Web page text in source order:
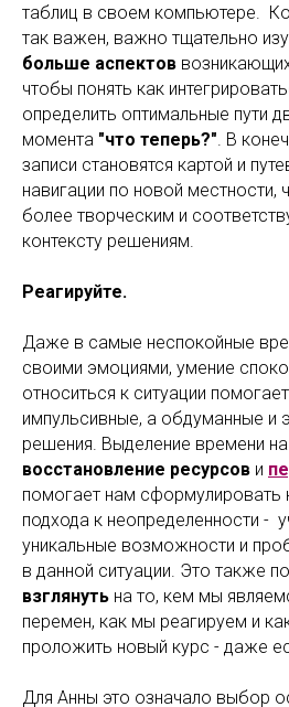
таблиц в своем компьютере.
так важен, важно тщательно
больше аспектов
чтобы понять как
определить оптимальные пути
момента "что теперь?" . В
записи становятся картой и
навигации по новой местности,
более творческим и
контексту решениям.
Реагируйте.
Даже в самые неспокойные
своими эмоциями, умение
относиться к ситуации
импульсивные, а обдуманные и
решения. Выделение времени на
восстановление ресурсов и
помогает нам
подхода к неопределенности -
уникальные возможности и
в данной ситуации. Это также
взглянуть на то, кем мы
перемен, как мы реагируем и
проложить новый курс - даже
Для Анны это означало выбор